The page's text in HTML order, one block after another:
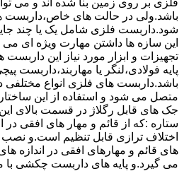
فلزی بر روی زمین بنا شده اند و می
باشد.ولی در حالت های خاص،داربست
شود.داربست فلزی شامل یک یا چند
این سازه ها داشتن مهارت ویژه ای
تجهیزات و ابزار مورد نیاز این
پایه فولادی،لنگر یا مهاربند،داربست
باشد.داربست های فلزی انواع مختلفی
متصل می شود و استفاده از این
ستاره :که از قائم و مهار های افقی
اختلاف ترازی قابل تنظیم است.و
های قائم و مهارهای افقی در
می گیرد.و پایه های داربست چکشی